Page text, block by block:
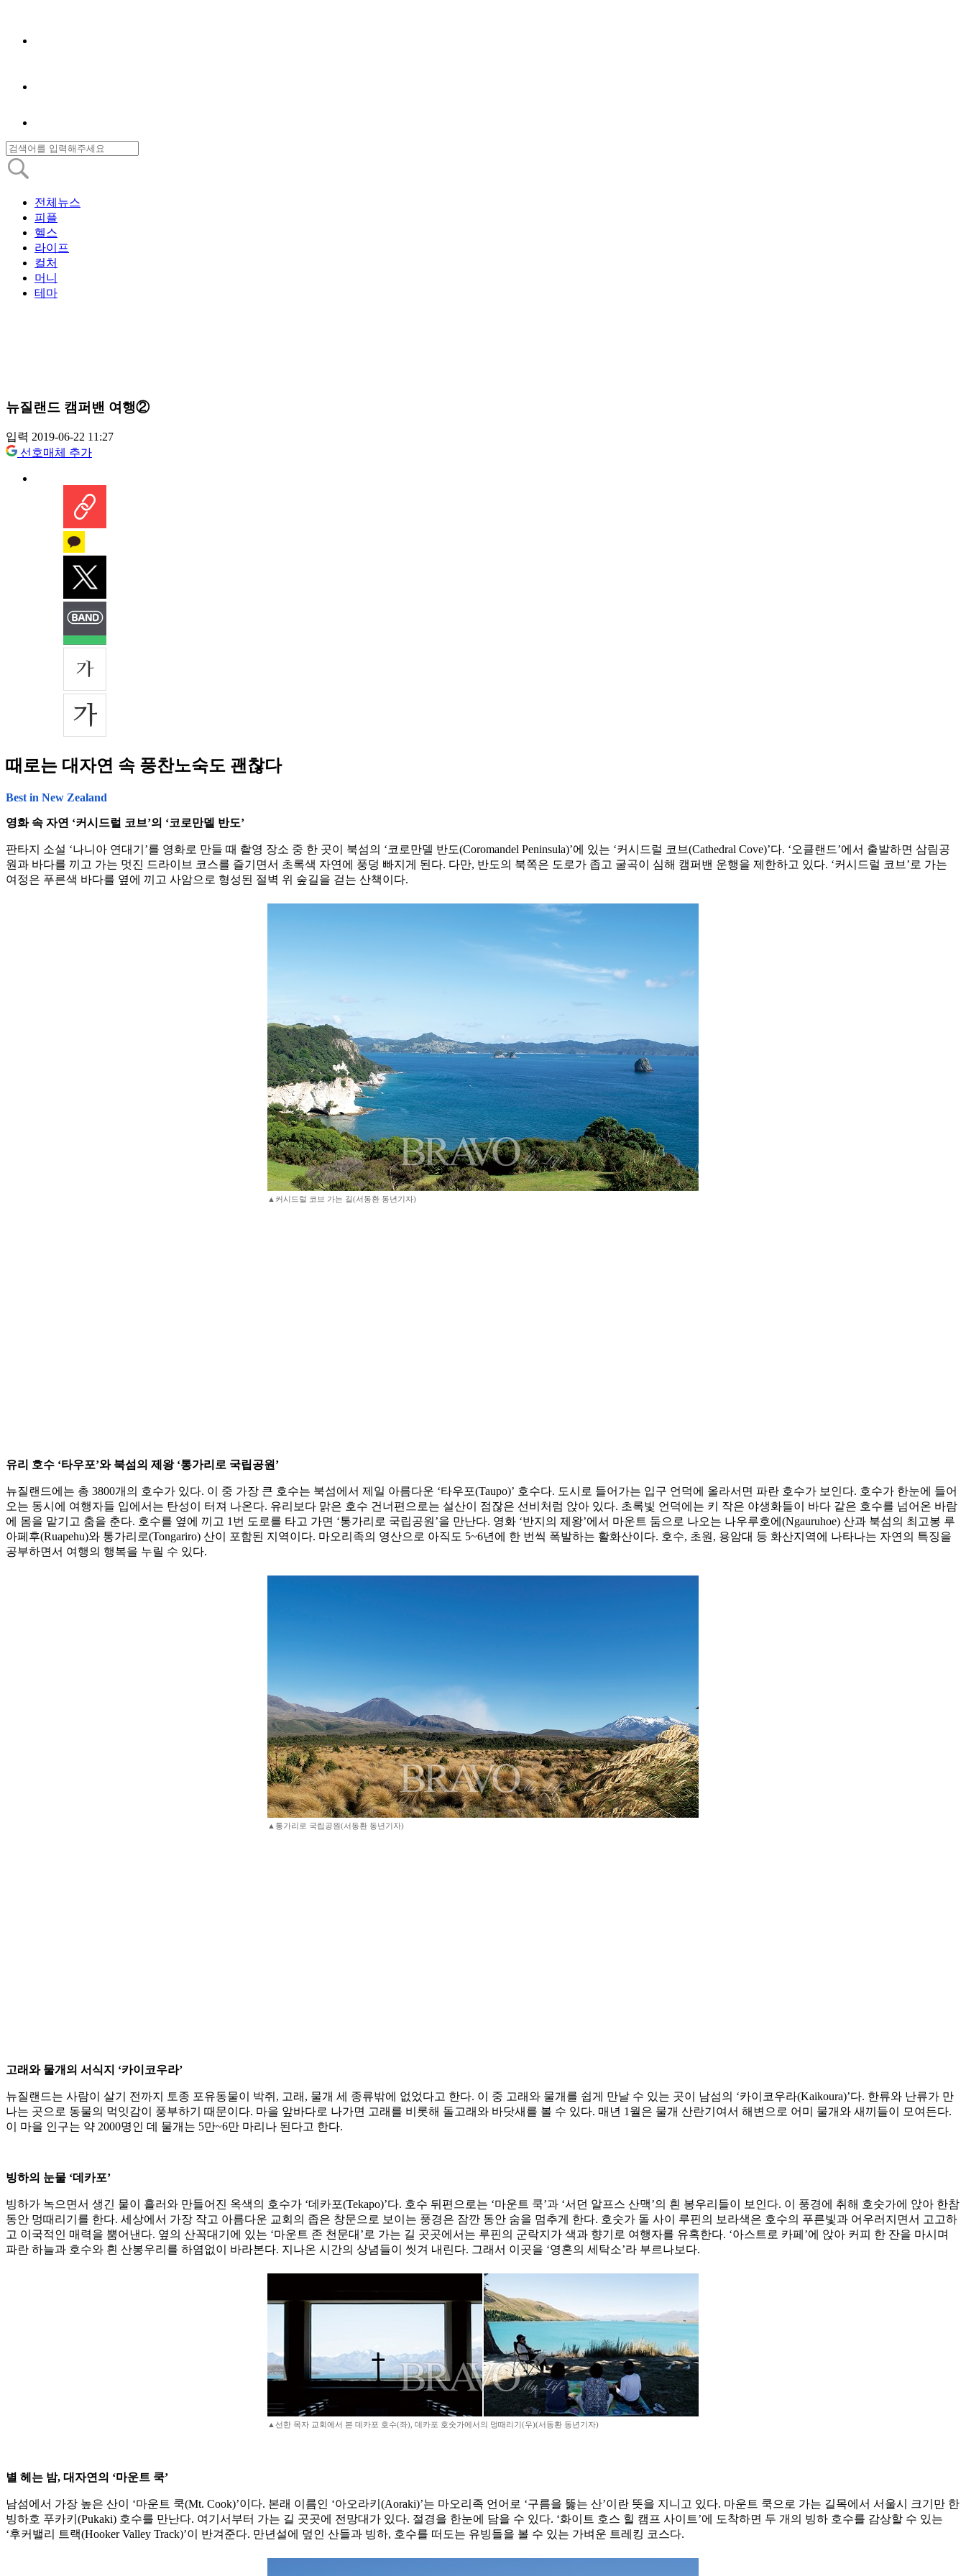
전체뉴스
피플
헬스
라이프
컬처
머니
테마
뉴질랜드 캠퍼밴 여행②
입력 2019-06-22 11:27
선호매체 추가
때로는 대자연 속 풍찬노숙도 괜찮다
Best in New Zealand
영화 속 자연 ‘커시드럴 코브’의 ‘코로만델 반도’
판타지 소설 ‘나니아 연대기’를 영화로 만들 때 촬영 장소 중 한 곳이 북섬의 ‘코로만델 반도(Coromandel Peninsula)’에 있는 ‘커시드럴 코브(Cathedral Cove)’다. ‘오클랜드’에서 출발하면 삼림공
원과 바다를 끼고 가는 멋진 드라이브 코스를 즐기면서 초록색 자연에 풍덩 빠지게 된다. 다만, 반도의 북쪽은 도로가 좁고 굴곡이 심해 캠퍼밴 운행을 제한하고 있다. ‘커시드럴 코브’로 가는
여정은 푸른색 바다를 옆에 끼고 사암으로 형성된 절벽 위 숲길을 걷는 산책이다.
▲커시드럴 코브 가는 길(서동환 동년기자)
유리 호수 ‘타우포’와 북섬의 제왕 ‘통가리로 국립공원’
뉴질랜드에는 총 3800개의 호수가 있다. 이 중 가장 큰 호수는 북섬에서 제일 아름다운 ‘타우포(Taupo)’ 호수다. 도시로 들어가는 입구 언덕에 올라서면 파란 호수가 보인다. 호수가 한눈에 들어
오는 동시에 여행자들 입에서는 탄성이 터져 나온다. 유리보다 맑은 호수 건너편으로는 설산이 점잖은 선비처럼 앉아 있다. 초록빛 언덕에는 키 작은 야생화들이 바다 같은 호수를 넘어온 바람
에 몸을 맡기고 춤을 춘다. 호수를 옆에 끼고 1번 도로를 타고 가면 ‘통가리로 국립공원’을 만난다. 영화 ‘반지의 제왕’에서 마운트 둠으로 나오는 나우루호에(Ngauruhoe) 산과 북섬의 최고봉 루
아페후(Ruapehu)와 통가리로(Tongariro) 산이 포함된 지역이다. 마오리족의 영산으로 아직도 5~6년에 한 번씩 폭발하는 활화산이다. 호수, 초원, 용암대 등 화산지역에 나타나는 자연의 특징을
공부하면서 여행의 행복을 누릴 수 있다.
▲통가리로 국립공원(서동환 동년기자)
고래와 물개의 서식지 ‘카이코우라’
뉴질랜드는 사람이 살기 전까지 토종 포유동물이 박쥐, 고래, 물개 세 종류밖에 없었다고 한다. 이 중 고래와 물개를 쉽게 만날 수 있는 곳이 남섬의 ‘카이코우라(Kaikoura)’다. 한류와 난류가 만
나는 곳으로 동물의 먹잇감이 풍부하기 때문이다. 마을 앞바다로 나가면 고래를 비롯해 돌고래와 바닷새를 볼 수 있다. 매년 1월은 물개 산란기여서 해변으로 어미 물개와 새끼들이 모여든다.
이 마을 인구는 약 2000명인 데 물개는 5만~6만 마리나 된다고 한다.
빙하의 눈물 ‘데카포’
빙하가 녹으면서 생긴 물이 흘러와 만들어진 옥색의 호수가 ‘데카포(Tekapo)’다. 호수 뒤편으로는 ‘마운트 쿡’과 ‘서던 알프스 산맥’의 흰 봉우리들이 보인다. 이 풍경에 취해 호숫가에 앉아 한참
동안 멍때리기를 한다. 세상에서 가장 작고 아름다운 교회의 좁은 창문으로 보이는 풍경은 잠깐 동안 숨을 멈추게 한다. 호숫가 돌 사이 루핀의 보라색은 호수의 푸른빛과 어우러지면서 고고하
고 이국적인 매력을 뿜어낸다. 옆의 산꼭대기에 있는 ‘마운트 존 천문대’로 가는 길 곳곳에서는 루핀의 군락지가 색과 향기로 여행자를 유혹한다. ‘아스트로 카페’에 앉아 커피 한 잔을 마시며
파란 하늘과 호수와 흰 산봉우리를 하염없이 바라본다. 지나온 시간의 상념들이 씻겨 내린다. 그래서 이곳을 ‘영혼의 세탁소’라 부르나보다.
▲선한 목자 교회에서 본 데카포 호수(좌), 데카포 호숫가에서의 멍때리기(우)(서동환 동년기자)
별 헤는 밤, 대자연의 ‘마운트 쿡’
남섬에서 가장 높은 산이 ‘마운트 쿡(Mt. Cook)’이다. 본래 이름인 ‘아오라키(Aoraki)’는 마오리족 언어로 ‘구름을 뚫는 산’이란 뜻을 지니고 있다. 마운트 쿡으로 가는 길목에서 서울시 크기만 한
빙하호 푸카키(Pukaki) 호수를 만난다. 여기서부터 가는 길 곳곳에 전망대가 있다. 절경을 한눈에 담을 수 있다. ‘화이트 호스 힐 캠프 사이트’에 도착하면 두 개의 빙하 호수를 감상할 수 있는
‘후커밸리 트랙(Hooker Valley Track)’이 반겨준다. 만년설에 덮인 산들과 빙하, 호수를 떠도는 유빙들을 볼 수 있는 가벼운 트레킹 코스다.